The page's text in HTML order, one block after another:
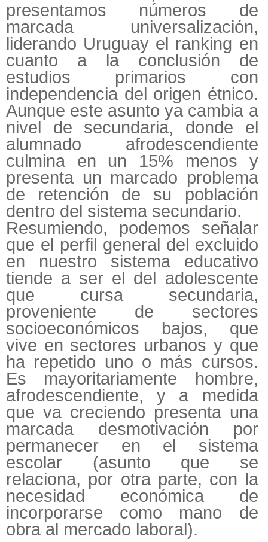
presentamos números de
marcada universalización,
liderando Uruguay el ranking en
cuanto a la conclusión de
estudios primarios con
independencia del origen étnico.
Aunque este asunto ya cambia a
nivel de secundaria, donde el
alumnado afrodescendiente
culmina en un 15% menos y
presenta un marcado problema
de retención de su población
dentro del sistema secundario.
Resumiendo, podemos señalar
que el perfil general del excluido
en nuestro sistema educativo
tiende a ser el del adolescente
que cursa secundaria,
proveniente de sectores
socioeconómicos bajos, que
vive en sectores urbanos y que
ha repetido uno o más cursos.
Es mayoritariamente hombre,
afrodescendiente, y a medida
que va creciendo presenta una
marcada desmotivación por
permanecer en el sistema
escolar (asunto que se
relaciona, por otra parte, con la
necesidad económica de
incorporarse como mano de
obra al mercado laboral).